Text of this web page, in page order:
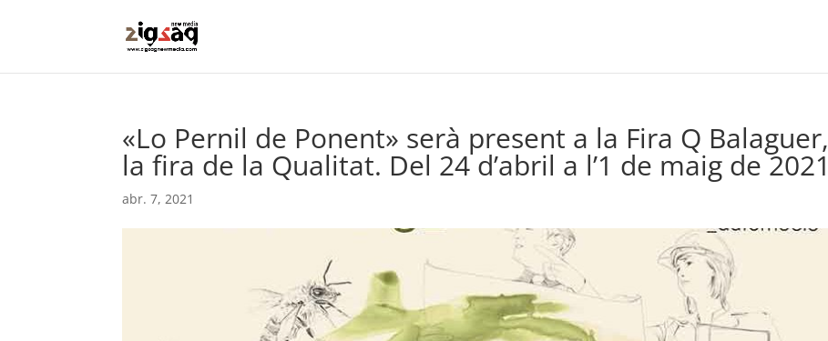
«Lo Pernil de Ponent» serà present a la Fira Q Balaguer,
la fira de la Qualitat. Del 24 d’abril a l’1 de maig de 2021
abr. 7, 2021